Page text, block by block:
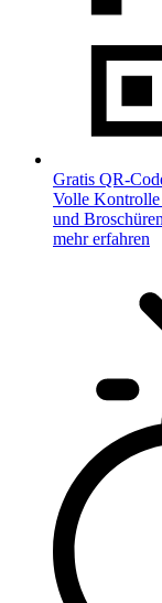
Gratis QR-
Volle Kontrolle
und Broschüren
mehr erfahren